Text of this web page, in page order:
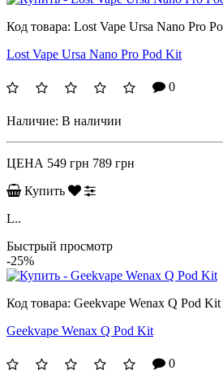
Код товара: Lost Vape Ursa Nano Pro
Lost Vape Ursa Nano Pro Pod Kit
0
Наличие: В наличии
ЦЕНА 549 грн 789 грн
Купить
L..
Быстрый просмотр
-25%
Код товара: Geekvape Wenax Q Pod Kit
Geekvape Wenax Q Pod Kit
0